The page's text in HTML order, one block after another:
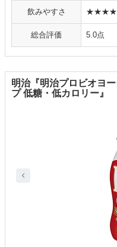
飲みやすさ
総合評価 5.0点
明治『明治プロビオヨ
プ 低糖・低カロリー』